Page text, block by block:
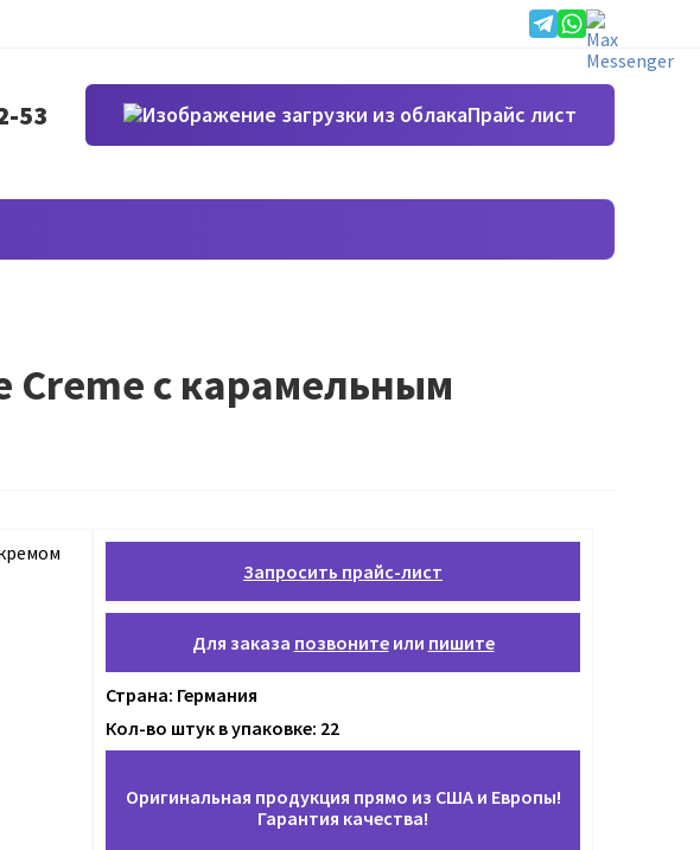
53 Прайс лист
с карамельным
Запросить прайс-лист
Для заказа позвонитеили пишите
Страна: Германия
Кол-во штук в упаковке: 22
Оригинальная продукция прямо из США и Европы!
Гарантия качества!